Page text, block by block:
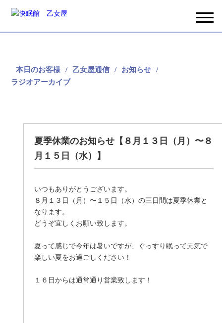
本日のお客様 乙女屋通信
お知らせ
ラジオアーカイブ
夏季休業のお知らせ【８月１３日（月）〜８
月１５日（水）】
いつもありがとうございます。
８月１３日（月）〜１５日（水）の三日間は夏季休業と
なります。
どうぞ宜しくお願い致します。
夏って感じで今年は暑いですが、ぐっすり眠って元気で
楽しい夏をお過ごしください！
１６日からは通常通り営業致します！